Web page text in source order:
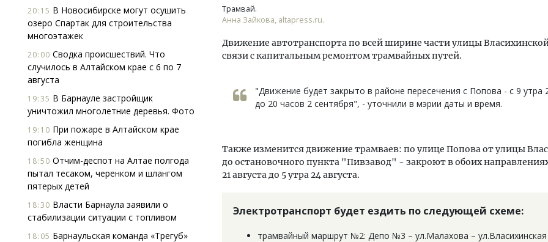
20:15 В Новосибирске могут осушить
озеро Спартак для строительства
многоэтажек
20:00 Сводка происшествий. Что
случилось в Алтайском крае с 6 по 7
августа
19:35 В Барнауле застройщик
уничтожил многолетние деревья. Фото
19:10 При пожаре в Алтайском крае
погибла женщина
18:50 Отчим-деспот на Алтае полгода
пытал тесаком, черенком и шлангом
пятерых детей
18:30 Власти Барнаула заявили о
стабилизации ситуации с топливом
18:05 Барнаульская команда «Трегуб»
Трамвай.
Анна Зайкова, altapress.ru.
Движение автотранспорта по всей ширине части улицы
связи с капитальным ремонтом трамвайных путей.
"Движение будет закрыто в районе пересечения с Попова - с 9 утра
до 20 часов 2 сентября", - уточнили в мэрии даты и время.
Также изменится движение трамваев: по улице Попова от улицы
до остановочного пункта "Пивзавод" - закроют в обоих направлениях
21 августа до 5 утра 24 августа.
Электротранспорт будет ездить по следующей схеме:
трамвайный маршрут №2: Депо №3 – ул.Малахова – ул.Власихинская
СТРОИТЕЛЬСТВО СТРОИТЕЛЬСТВО